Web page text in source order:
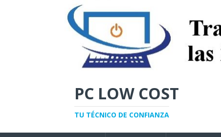
PC LOW COST
TU TÉCNICO DE CONFIANZA